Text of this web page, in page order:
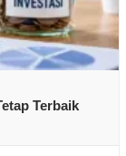
Terbaik